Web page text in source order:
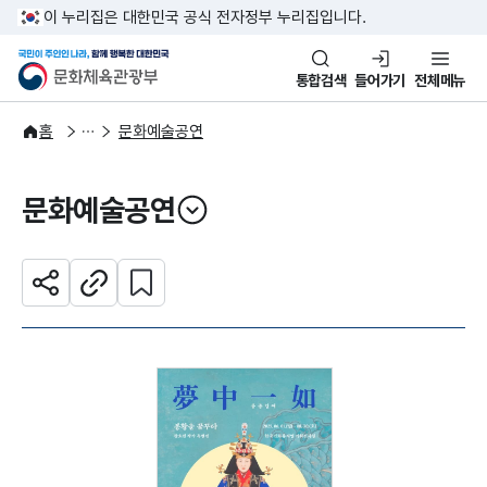
본문 바로가기
주메뉴 바로가기
이 누리집은 대한민국 공식 전자정부 누리집입니다.
문화체육관광부
국민이 주인인 나라, 함께 행복
통합검색 들어가기 전체메뉴
홈
문화광장 문화예술공연
문화예술공연
열기
공유하기주소복사
관심 콘텐츠 설정하기